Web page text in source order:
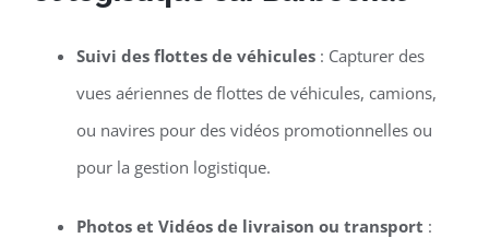
Suivi des flottes de véhicules: Capturer des
vues aériennes de flottes de véhicules, camions,
ou navires pour des vidéos promotionnelles ou
pour la gestion logistique.
Photos et Vidéos de livraison ou transport :